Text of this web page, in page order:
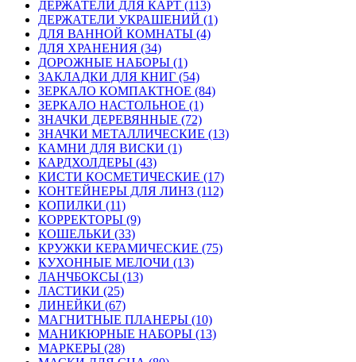
ДЕРЖАТЕЛИ ДЛЯ КАРТ (113)
ДЕРЖАТЕЛИ УКРАШЕНИЙ (1)
ДЛЯ ВАННОЙ КОМНАТЫ (4)
ДЛЯ ХРАНЕНИЯ (34)
ДОРОЖНЫЕ НАБОРЫ (1)
ЗАКЛАДКИ ДЛЯ КНИГ (54)
ЗЕРКАЛО КОМПАКТНОЕ (84)
ЗЕРКАЛО НАСТОЛЬНОЕ (1)
ЗНАЧКИ ДЕРЕВЯННЫЕ (72)
ЗНАЧКИ МЕТАЛЛИЧЕСКИЕ (13)
КАМНИ ДЛЯ ВИСКИ (1)
КАРДХОЛДЕРЫ (43)
КИСТИ КОСМЕТИЧЕСКИЕ (17)
КОНТЕЙНЕРЫ ДЛЯ ЛИНЗ (112)
КОПИЛКИ (11)
КОРРЕКТОРЫ (9)
КОШЕЛЬКИ (33)
КРУЖКИ КЕРАМИЧЕСКИЕ (75)
КУХОННЫЕ МЕЛОЧИ (13)
ЛАНЧБОКСЫ (13)
ЛАСТИКИ (25)
ЛИНЕЙКИ (67)
МАГНИТНЫЕ ПЛАНЕРЫ (10)
МАНИКЮРНЫЕ НАБОРЫ (13)
МАРКЕРЫ (28)